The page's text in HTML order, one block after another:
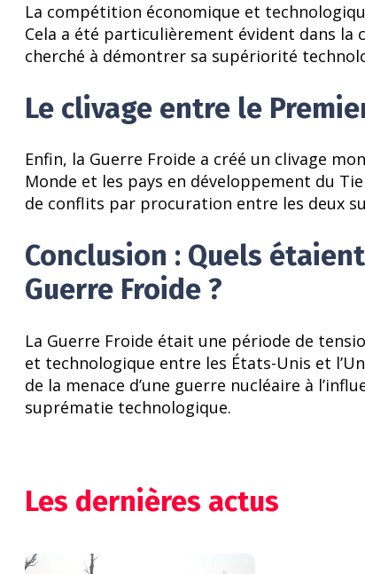
La compétition économique et
Cela a été particulièrement évident dans la
cherché à démontrer sa supériorité
Le clivage entre le
Enfin, la Guerre Froide a créé un clivage
Monde et les pays en développement du
de conflits par procuration entre les deux
Conclusion : Quels
Guerre Froide ?
La Guerre Froide était une période de
et technologique entre les États-Unis et
de la menace d’une guerre nucléaire à
suprématie technologique.
Les dernières actus